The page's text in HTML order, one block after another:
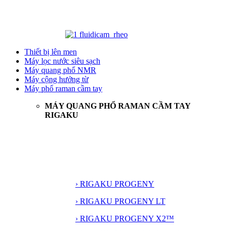
Thiết bị lên men
Máy lọc nước siêu sạch
Máy quang phổ NMR
Máy cộng hưởng từ
Máy phổ raman cầm tay
MÁY QUANG PHỔ RAMAN CẦM TAY
RIGAKU
› RIGAKU PROGENY
› RIGAKU PROGENY LT
› RIGAKU PROGENY X2™